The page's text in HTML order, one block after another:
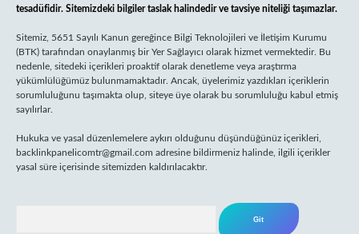
tesadüfidir. Sitemizdeki bilgiler taslak halindedir ve tavsiye niteliği taşımazlar.
Sitemiz, 5651 Sayılı Kanun gereğince Bilgi Teknolojileri ve İletişim Kurumu
(BTK) tarafından onaylanmış bir Yer Sağlayıcı olarak hizmet vermektedir. Bu
nedenle, sitedeki içerikleri proaktif olarak denetleme veya araştırma
yükümlülüğümüz bulunmamaktadır. Ancak, üyelerimiz yazdıkları içeriklerin
sorumluluğunu taşımakta olup, siteye üye olarak bu sorumluluğu kabul etmiş
sayılırlar.
Hukuka ve yasal düzenlemelere aykırı olduğunu düşündüğünüz içerikleri,
backlinkpanelicomtr@gmail.com adresine bildirmeniz halinde, ilgili içerikler
yasal süre içerisinde sitemizden kaldırılacaktır.